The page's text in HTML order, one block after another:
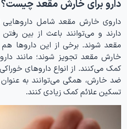
دارو برای خارش مقعد چیست؟
داروی خارش مقعد شامل
دارند و می‌توانند باعث از بین
مقعد شوند. برخی از این داروها
خارش مقعد تجویز شوند؛ مانند
کمک می‌کنند. از انواع داروهای
ضد خارش، همگی می‌توانند به
تسکین علائم کمک زیادی کنند.